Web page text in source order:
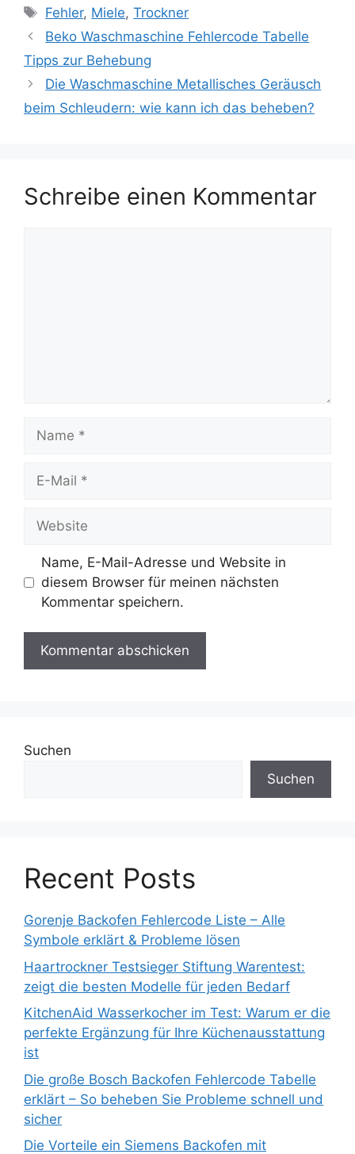
Schlagwörter
Fehler, Miele,Trockner
Beko Waschmaschine Fehlercode Tabelle
Tipps zur Behebung
Die Waschmaschine Metallisches Geräusch
beim Schleudern: wie kann ich das beheben?
Schreibe einen Kommentar
Mail
Name, E-Mail-Adresse und Website in
diesem Browser für meinen nächsten
Kommentar speichern.
Suchen
Suchen
Recent Posts
Gorenje Backofen Fehlercode Liste – Alle
Symbole erklärt & Probleme lösen
Haartrockner Testsieger Stiftung Warentest:
zeigt die besten Modelle für jeden Bedarf
KitchenAid Wasserkocher im Test: Warum er die
perfekte Ergänzung für Ihre Küchenausstattung
ist
Die große Bosch Backofen Fehlercode Tabelle
erklärt – So beheben Sie Probleme schnell und
sicher
Die Vorteile ein Siemens Backofen mit